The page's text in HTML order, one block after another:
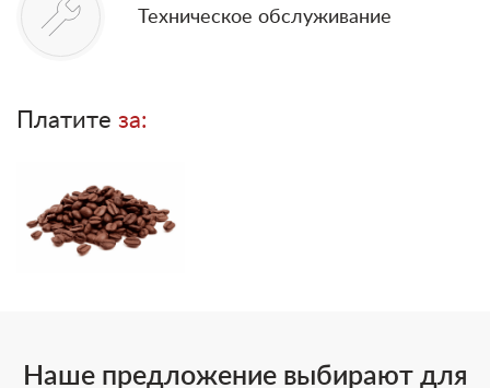
Техническое обслуживание
Платите за:
Наше предложение выбирают для